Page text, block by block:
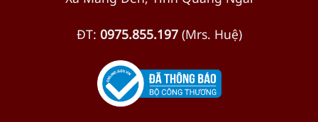
ĐT: 0975.855.197(Mrs. Huệ)